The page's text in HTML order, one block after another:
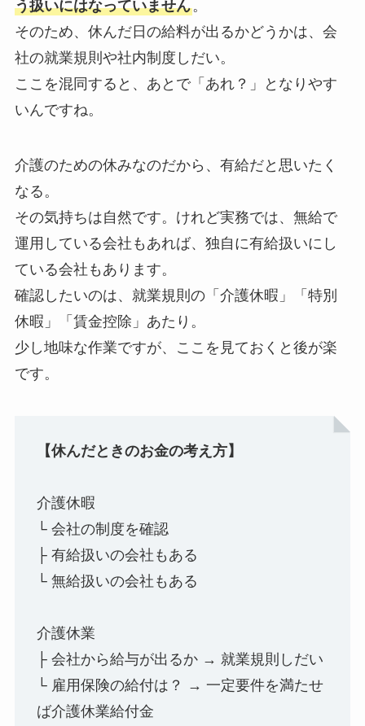
う扱いにはなっていません。
そのため、休んだ日の給料が出るかどうかは、会
社の就業規則や社内制度しだい。
ここを混同すると、あとで「あれ？」となりやす
いんですね。
介護のための休みなのだから、有給だと思いたく
なる。
その気持ちは自然です。けれど実務では、無給で
運用している会社もあれば、独自に有給扱いにし
ている会社もあります。
確認したいのは、就業規則の「介護休暇」「特別
休暇」「賃金控除」あたり。
少し地味な作業ですが、ここを見ておくと後が楽
です。
【休んだときのお金の考え方】
介護休暇
└ 会社の制度を確認
├ 有給扱いの会社もある
└ 無給扱いの会社もある
介護休業
├ 会社から給与が出るか → 就業規則しだい
└ 雇用保険の給付は？ → 一定要件を満たせ
ば介護休業給付金